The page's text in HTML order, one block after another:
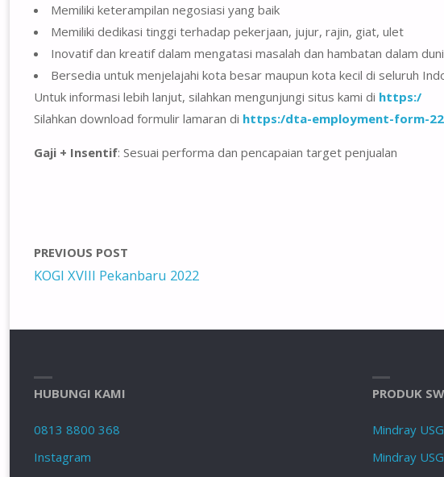
Memiliki keterampilan negosiasi yang baik
Memiliki dedikasi tinggi terhadap pekerjaan, jujur, rajin, giat, ulet
Inovatif dan kreatif dalam mengatasi masalah dan hambatan dalam
Bersedia untuk menjelajahi kota besar maupun kota kecil di seluruh
Untuk informasi lebih lanjut, silahkan mengunjungi situs kami di https:/
Silahkan download formulir lamaran di https:/dta-employment-form-
Gaji + Insentif: Sesuai performa dan pencapaian target penjualan
PREVIOUS POST
KOGI XVIII Pekanbaru 2022
HUBUNGI KAMI
0813 8800 368
Instagram
PRODUK
Mindray
Mindray